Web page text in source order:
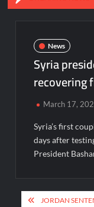
News
Syria
recovering
March 17,
Syria’s first
days after
President
PostJORDAN